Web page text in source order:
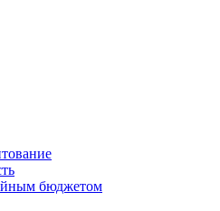
бюджетом